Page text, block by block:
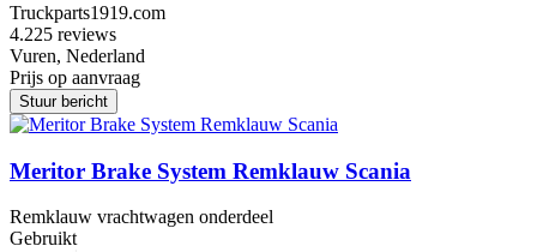
Truckparts1919.com
4.225 reviews
Vuren, Nederland
Prijs op aanvraag
Stuur bericht
Meritor Brake System Remklauw Scania
Remklauw vrachtwagen onderdeel
Gebruikt